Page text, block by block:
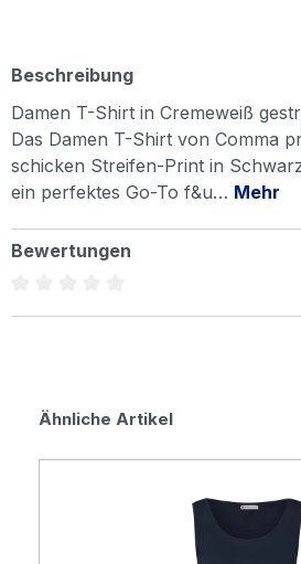
Beschreibung
Damen T-Shirt in Cremeweiß
Das Damen T-Shirt von Comma
schicken Streifen-Print in
ein perfektes Go-To f&u… Mehr
Bewertungen
Produktgalerie überspringen
Ähnliche Artikel